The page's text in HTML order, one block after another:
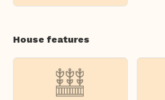
House features